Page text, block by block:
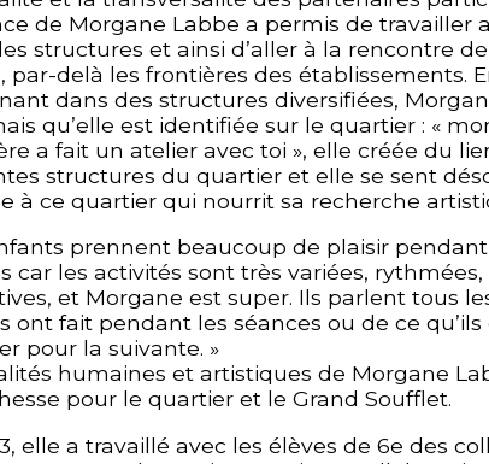
de Morgane Labbe a permis de travailler
structures et ainsi d’aller à la rencontre
par-delà les frontières des établissements.
dans des structures diversifiées,
qu’elle est identifiée sur le quartier : «
a fait un atelier avec toi », elle créée du
structures du quartier et elle se sent
à ce quartier qui nourrit sa recherche
prennent beaucoup de plaisir
car les activités sont très variées, rythmées,
et Morgane est super. Ils parlent tous
ont fait pendant les séances ou de ce
pour la suivante. »
humaines et artistiques de Morgane
pour le quartier et le Grand Soufflet.
elle a travaillé avec les élèves de 6e des